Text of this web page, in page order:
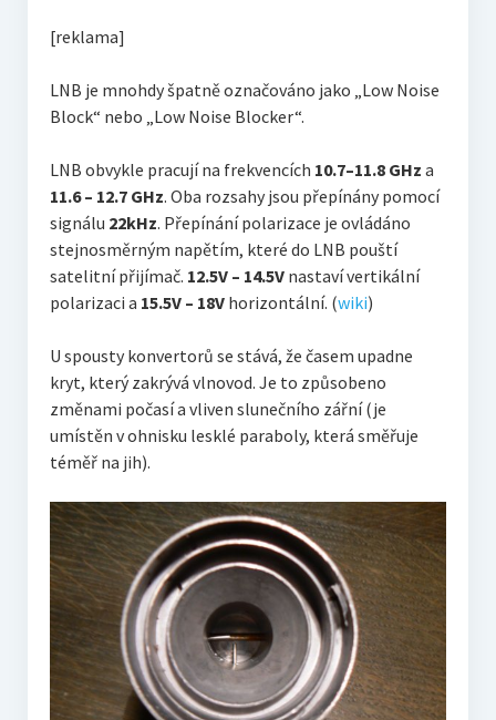
[reklama]
LNB je mnohdy špatně označováno jako „Low Noise
Block“ nebo „Low Noise Blocker“.
LNB obvykle pracují na frekvencích 10.7–11.8 GHz a
11.6 – 12.7 GHz. Oba rozsahy jsou přepínány pomocí
signálu 22kHz. Přepínání polarizace je ovládáno
stejnosměrným napětím, které do LNB pouští
satelitní přijímač. 12.5V – 14.5Vnastaví vertikální
polarizaci a 15.5V – 18Vhorizontální. (wiki)
U spousty konvertorů se stává, že časem upadne
kryt, který zakrývá vlnovod. Je to způsobeno
změnami počasí a vliven slunečního zářní (je
umístěn v ohnisku lesklé paraboly, která směřuje
téměř na jih).